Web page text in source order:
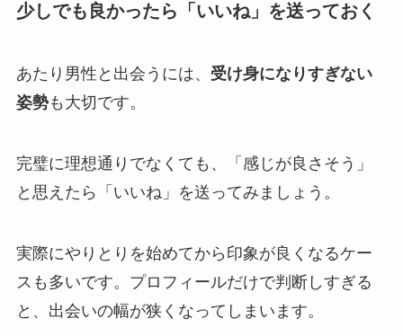
少しでも良かったら「いいね」を送っておく
あたり男性と出会うには、 受け身になりすぎない
姿勢も大切です。
完璧に理想通りでなくても、「感じが良さそう」
と思えたら「いいね」を送ってみましょう。
実際にやりとりを始めてから印象が良くなるケー
スも多いです。プロフィールだけで判断しすぎる
と、出会いの幅が狭くなってしまいます。